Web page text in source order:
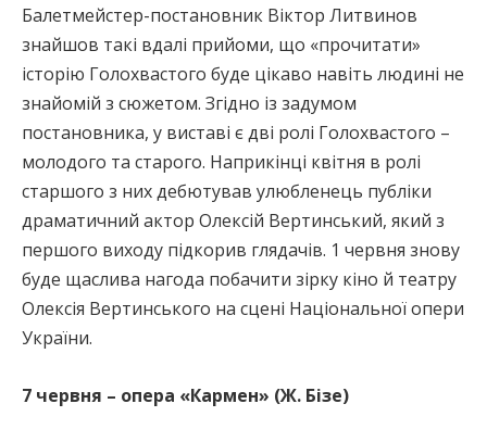
Балетмейстер-постановник Віктор Литвинов
знайшов такі вдалі прийоми, що «прочитати»
історію Голохвастого буде цікаво навіть людині не
знайомій з сюжетом. Згідно із задумом
постановника, у виставі є дві ролі Голохвастого –
молодого та старого. Наприкінці квітня в ролі
старшого з них дебютував улюбленець публіки
драматичний актор Олексій Вертинський, який з
першого виходу підкорив глядачів. 1 червня знову
буде щаслива нагода побачити зірку кіно й театру
Олексія Вертинського на сцені Національної опери
України.
7 червня – опера «Кармен» (Ж. Бізе)